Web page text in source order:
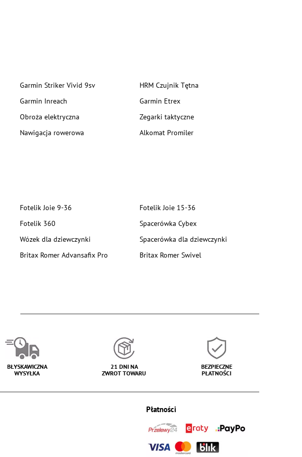
Garmin Striker Vivid 9sv
HRM Czujnik Tętna
Garmin Inreach
Garmin Etrex
Obroża elektryczna
Zegarki taktyczne
Nawigacja rowerowa
Alkomat Promiler
Fotelik Joie 9-36
Fotelik Joie 15-36
Fotelik 360
Spacerówka Cybex
Wózek dla dziewczynki
Spacerówka dla dziewczynki
Britax Romer Advansafix Pro
Britax Romer Swivel
BŁYSKAWICZNA
WYSYŁKA
21 DNI NA
ZWROT TOWARU
BEZPIECZNE
PŁATNOŚCI
Płatności